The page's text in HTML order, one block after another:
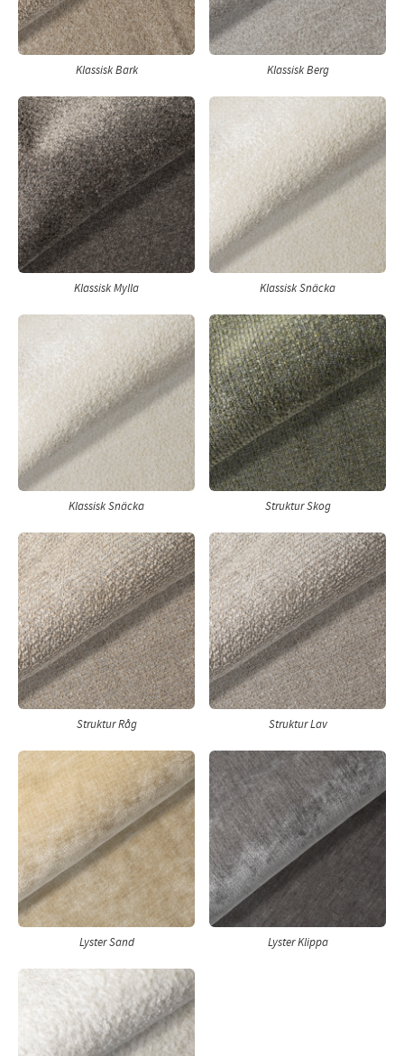
Klassisk Bark Klassisk Berg
Klassisk Mylla Klassisk Snäcka
Klassisk Snäcka Struktur Skog
Struktur Råg Struktur Lav
Lyster Sand Lyster Klippa